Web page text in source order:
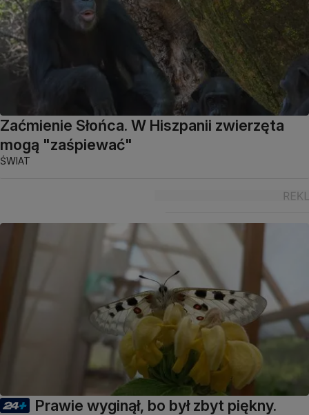
Zaćmienie Słońca. W Hiszpanii zwierzęta
mogą "zaśpiewać"
ŚWIAT
Prawie wyginął, bo był zbyt piękny.